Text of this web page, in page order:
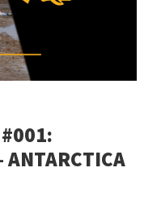
#001:
ANTARCTICA